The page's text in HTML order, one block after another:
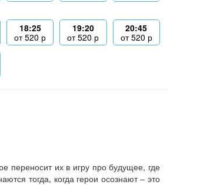
18:25
от520 р
19:20
от520 р
20:45
от520 р
переносит их в игру про будущее, где
тогда, когда герои осознают – это